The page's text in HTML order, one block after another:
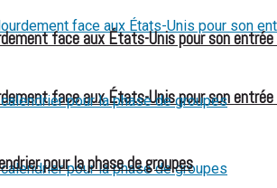
face aux États-Unis pour son
face aux États-Unis pour son
pour la phase de groupes